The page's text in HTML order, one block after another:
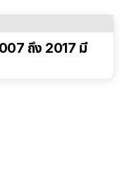
ถึง 2017 มี